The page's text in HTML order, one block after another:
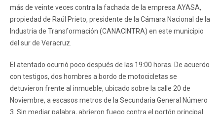
más de veinte veces contra la fachada de la empresa AYASA,
propiedad de Raúl Prieto, presidente de la Cámara Nacional de la
Industria de Transformación (CANACINTRA) en este municipio
del sur de Veracruz.
El atentado ocurrió poco después de las 19:00 horas. De acuerdo
con testigos, dos hombres a bordo de motocicletas se
detuvieron frente al inmueble, ubicado sobre la calle 20 de
Noviembre, a escasos metros de la Secundaria General Número
3. Sin mediar palabra, abrieron fuego contra el portón principal